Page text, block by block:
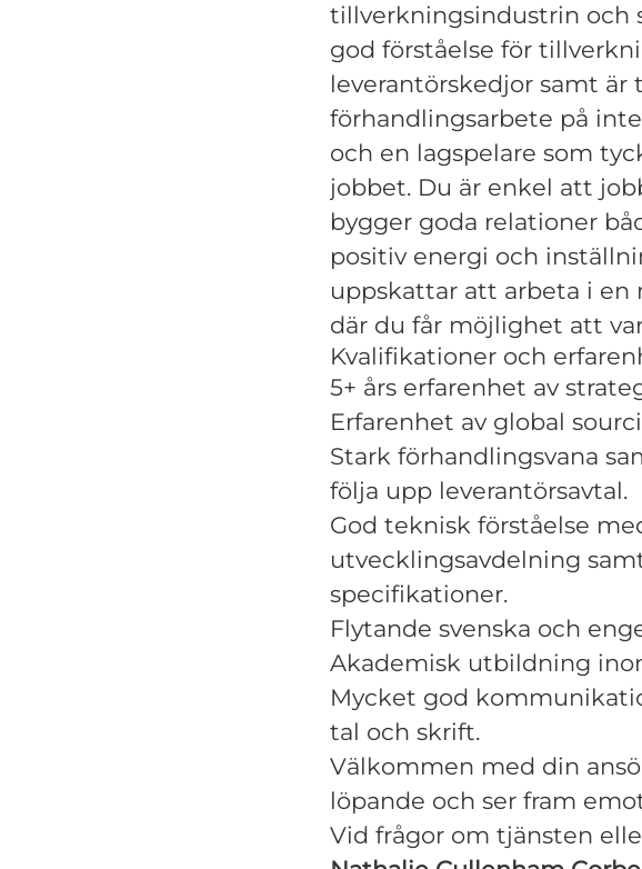
tillverkningsindustrin och
god förståelse för
leverantörskedjor samt
förhandlingsarbete på
och en lagspelare som
jobbet. Du är enkel att
bygger goda relationer
positiv energi och
uppskattar att arbeta i en
där du får möjlighet att
Kvalifikationer och
5+ års erfarenhet av
Erfarenhet av global
Stark förhandlingsvana
följa upp leverantörsavtal.
God teknisk förståelse
utvecklingsavdelning
specifikationer.
Flytande svenska och
Akademisk utbildning
Mycket god
tal och skrift.
Välkommen med din
löpande och ser fram
Vid frågor om tjänsten